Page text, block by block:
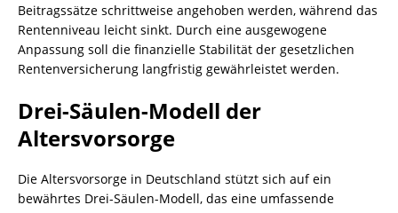
Beitragssätze schrittweise angehoben werden, während das
Rentenniveau leicht sinkt. Durch eine ausgewogene
Anpassung soll die finanzielle Stabilität der gesetzlichen
Rentenversicherung langfristig gewährleistet werden.
Drei-Säulen-Modell der
Altersvorsorge
Die Altersvorsorge in Deutschland stützt sich auf ein
bewährtes Drei-Säulen-Modell, das eine umfassende